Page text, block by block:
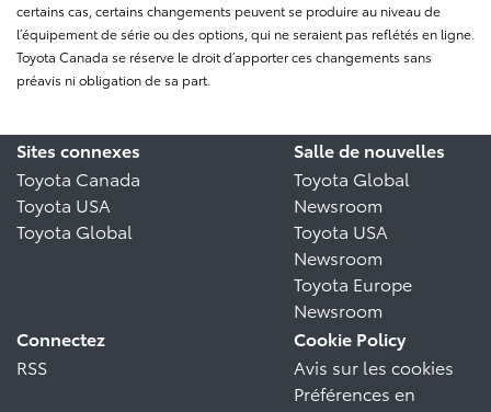
certains cas, certains changements peuvent se produire au niveau de
l’équipement de série ou des options, qui ne seraient pas reflétés en ligne.
Toyota Canada se réserve le droit d’apporter ces changements sans
préavis ni obligation de sa part.
Sites connexes
Toyota Canada
Toyota USA
Toyota Global
Salle de nouvelles
Toyota Global
Newsroom
Toyota USA
Newsroom
Toyota Europe
Newsroom
Connectez
RSS
Cookie Policy
Avis sur les cookies
Préférences en